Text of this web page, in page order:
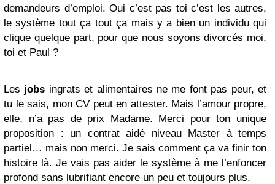
demandeurs d’emploi. Oui c’est pas toi c’est les autres,
le système tout ça tout ça mais y a bien un individu qui
clique quelque part, pour que nous soyons divorcés moi,
toi et Paul ?
Les jobs ingrats et alimentaires ne me font pas peur, et
tu le sais, mon CV peut en attester. Mais l’amour propre,
elle, n’a pas de prix Madame. Merci pour ton unique
proposition : un contrat aidé niveau Master à temps
partiel… mais non merci. Je sais comment ça va finir ton
histoire là. Je vais pas aider le système à me l’enfoncer
profond sans lubrifiant encore un peu et toujours plus.